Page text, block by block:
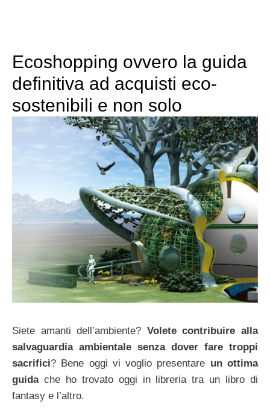
Ecoshopping ovvero la guida
definitiva ad acquisti eco-
sostenibili e non solo
Siete amanti dell’ambiente? Volete contribuire alla
salvaguardia ambientale senza dover fare troppi
sacrifici? Bene oggi vi voglio presentare un ottima
guidache ho trovato oggi in libreria tra un libro di
fantasy e l’altro.